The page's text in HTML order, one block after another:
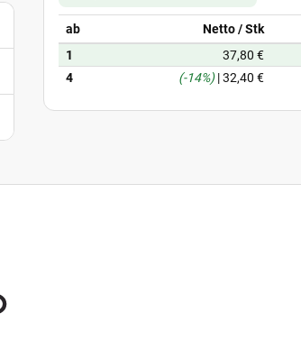
ab Netto / Stk
1
37,80 €
4
(-14%)|32,40 €